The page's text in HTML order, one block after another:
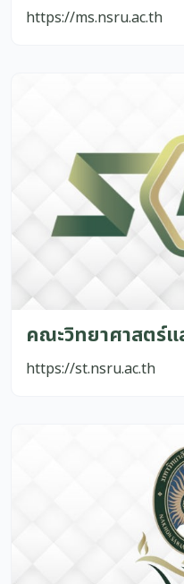
https://ms.nsru.ac.th
คณะวิทยาศาสตร์แ
https://st.nsru.ac.th